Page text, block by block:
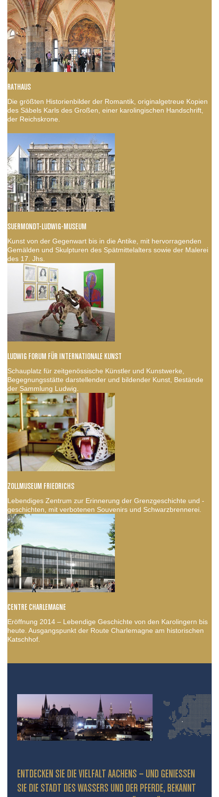
RATHAUS
Die größten Historienbilder der Romantik, originalgetreue Kopien
des Säbels Karls des Großen, einer karolingischen Handschrift,
der Reichskrone.
SUERMONDT-LUDWIG-MUSEUM
Kunst von der Gegenwart bis in die Antike, mit hervorragenden
Gemälden und Skulpturen des Spätmittelalters sowie der Malerei
des 17. Jhs.
LUDWIG FORUM FÜR INTERNATIONALE KUNST
Schauplatz für zeitgenössische Künstler und Kunstwerke,
Begegnungsstätte darstellender und bildender Kunst, Bestände
der Sammlung Ludwig.
ZOLLMUSEUM FRIEDRICHS
Lebendiges Zentrum zur Erinnerung der Grenzgeschichte und -
geschichten, mit verbotenen Souvenirs und Schwarzbrennerei.
CENTRE CHARLEMAGNE
Eröffnung 2014 – Lebendige Geschichte von den Karolingern bis
heute. Ausgangspunkt der Route Charlemagne am historischen
Katschhof.
ENTDECKEN SIE DIE VIELFALT AACHENS – UND GENIESSEN S
IE DIE STADT DES WASSERS UND DER PFERDE, BEKANNT D